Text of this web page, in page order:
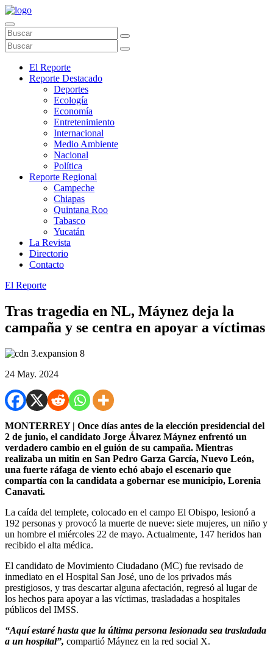
El Reporte
Reporte Destacado
Deportes
Ecología
Economía
Entretenimiento
Internacional
Medio Ambiente
Nacional
Política
Reporte Regional
Campeche
Chiapas
Quintana Roo
Tabasco
Yucatán
La Revista
Directorio
Contacto
El Reporte
Tras tragedia en NL, Máynez deja la
campaña y se centra en apoyar a víctimas
24 May. 2024
MONTERREY | Once días antes de la elección presidencial del
2 de junio, el candidato Jorge Álvarez Máynez enfrentó un
verdadero cambio en el guión de su campaña. Mientras
realizaba un mitin en San Pedro Garza García, Nuevo León,
una fuerte ráfaga de viento echó abajo el escenario que
compartía con la candidata a gobernar ese municipio, Lorenia
Canavati.
La caída del templete, colocado en el campo El Obispo, lesionó a
192 personas y provocó la muerte de nueve: siete mujeres, un niño y
un hombre el miércoles 22 de mayo. Actualmente, 147 heridos han
recibido el alta médica.
El candidato de Movimiento Ciudadano (MC) fue revisado de
inmediato en el Hospital San José, uno de los privados más
prestigiosos, y tras descartar alguna afectación, regresó al lugar de
los hechos para apoyar a las víctimas, trasladadas a hospitales
públicos del IMSS.
“Aquí estaré hasta que la última persona lesionada sea trasladada
a un hospital”, compartió Máynez en la red social X.